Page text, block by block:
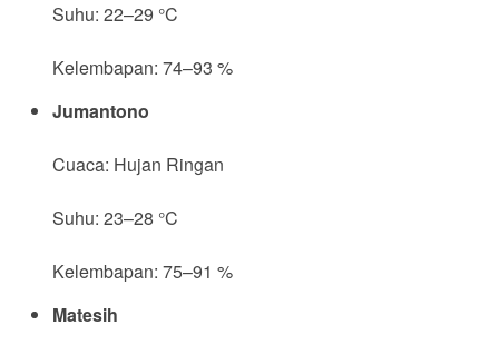
Suhu: 22–29 °C
Kelembapan: 74–93 %
Jumantono
Cuaca: Hujan Ringan
Suhu: 23–28 °C
Kelembapan: 75–91 %
Matesih